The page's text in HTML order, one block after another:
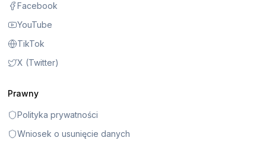
Facebook
YouTube
TikTok
X (Twitter)
Prawny
Polityka prywatności
Wniosek o usunięcie danych